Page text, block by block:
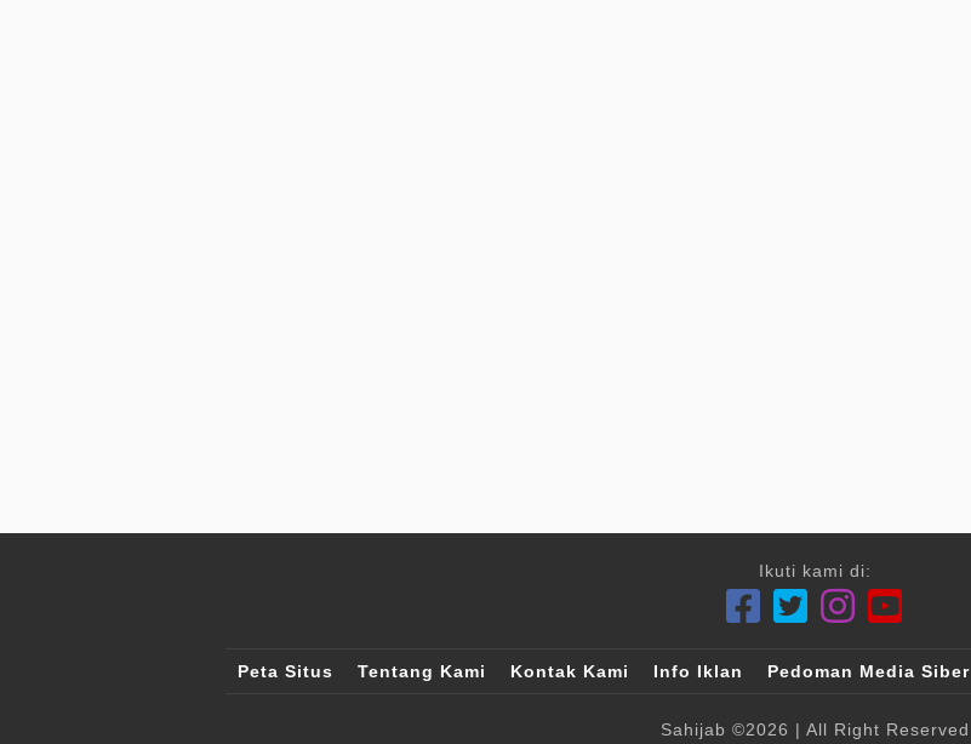
Ikuti kami di:
Peta Situs Tentang Kami Kontak Kami Info Iklan Pedoman Media Siber
Sahijab ©2026 | All Right Reserved